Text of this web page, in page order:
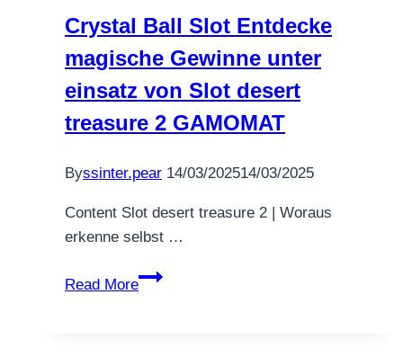
Crystal Ball Slot Entdecke
magische Gewinne unter
einsatz von Slot desert
treasure 2 GAMOMAT
Byssinter.pear 14/03/202514/03/2025
Content Slot desert treasure 2 | Woraus
erkenne selbst …
Read More
Crystal